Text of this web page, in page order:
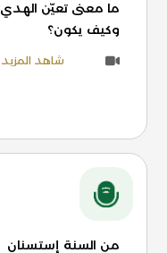
ما معنى تعيّن الهدي
وكيف يكون؟
شاهد المزيد
من السنة إستسنان